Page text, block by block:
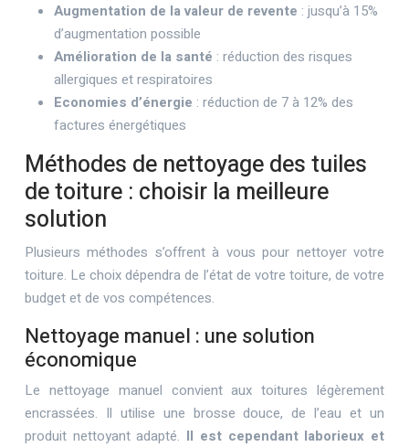
Augmentation de la valeur de revente : jusqu’à 15%
d’augmentation possible
Amélioration de la santé : réduction des risques
allergiques et respiratoires
Economies d’énergie : réduction de 7 à 12% des
factures énergétiques
Méthodes de nettoyage des tuiles
de toiture : choisir la meilleure
solution
Plusieurs méthodes s’offrent à vous pour nettoyer votre
toiture. Le choix dépendra de l’état de votre toiture, de votre
budget et de vos compétences.
Nettoyage manuel : une solution
économique
Le nettoyage manuel convient aux toitures légèrement
encrassées. Il utilise une brosse douce, de l’eau et un
produit nettoyant adapté. Il est cependant laborieux et